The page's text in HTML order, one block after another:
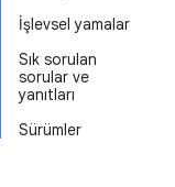
İşlevsel yamalar
Sık sorulan
sorular ve
yanıtları
Sürümler